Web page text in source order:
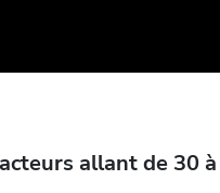
allant de 30